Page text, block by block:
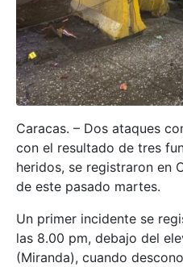
Caracas. – Dos ataques
con el resultado de tres
heridos, se registraron en
de este pasado martes.
Un primer incidente se
las 8.00 pm, debajo del
(Miranda), cuando